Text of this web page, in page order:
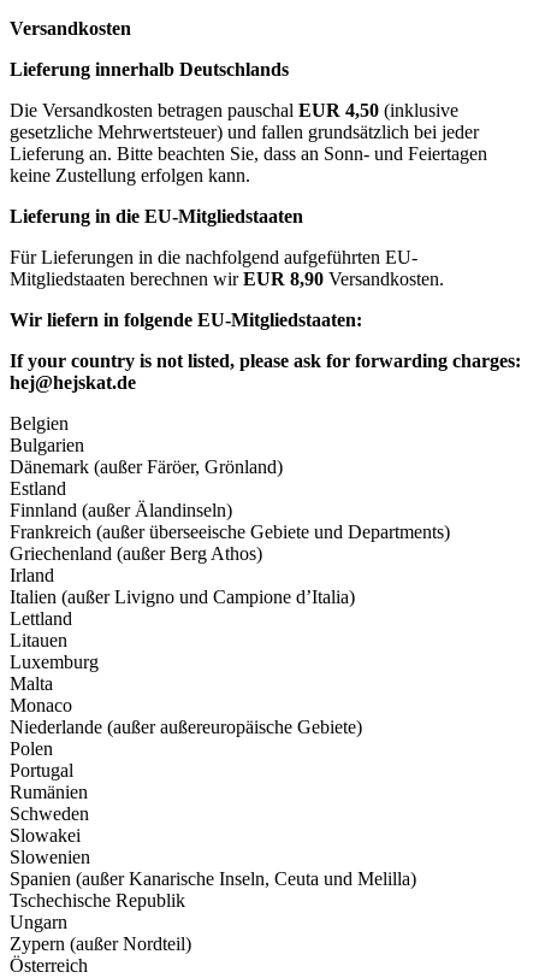
Versandkosten
Lieferung innerhalb Deutschlands
Die Versandkosten betragen pauschal EUR 4,50 (inklusive
gesetzliche Mehrwertsteuer) und fallen grundsätzlich bei jeder
Lieferung an. Bitte beachten Sie, dass an Sonn- und Feiertagen
keine Zustellung erfolgen kann.
Lieferung in die EU-Mitgliedstaaten
Für Lieferungen in die nachfolgend aufgeführten EU-
Mitgliedstaaten berechnen wirEUR 8,90 Versandkosten.
Wir liefern in folgende EU-Mitgliedstaaten:
If your country is not listed, please ask for forwarding charges:
hej@hejskat.de
Belgien
Bulgarien
Dänemark (außer Färöer, Grönland)
Estland
Finnland (außer Älandinseln)
Frankreich (außer überseeische Gebiete und Departments)
Griechenland (außer Berg Athos)
Irland
Italien (außer Livigno und Campione d’Italia)
Lettland
Litauen
Luxemburg
Malta
Monaco
Niederlande (außer außereuropäische Gebiete)
Polen
Portugal
Rumänien
Schweden
Slowakei
Slowenien
Spanien (außer Kanarische Inseln, Ceuta und Melilla)
Tschechische Republik
Ungarn
Zypern (außer Nordteil)
Österreich